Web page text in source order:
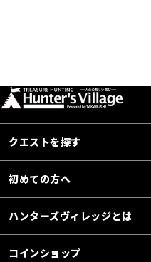
クエストを探す
初めての方へ
ハンターズヴィレッジとは
コインショップ